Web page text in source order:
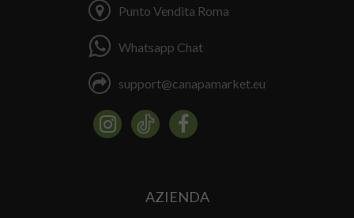
Punto Vendita Roma
Whatsapp Chat
support@canapamarket.eu
AZIENDA